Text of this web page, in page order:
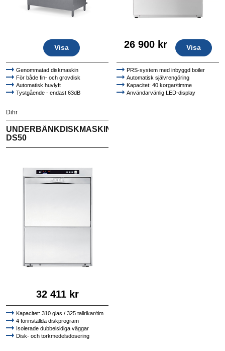
Visa
Genommatad diskmaskin
För både fin- och grovdisk
Automatisk huvlyft
Tystgående - endast 63dB
26 900 kr Visa
PRS-system med inbyggd boiler
Automatisk självrengöring
Kapacitet: 40 korgar/timme
Användarvänlig LED-display
Dihr
UNDERBÄNKDISKMASKIN
DS50
32 411 kr
Kapacitet: 310 glas / 325 tallrikar/tim
4 förinställda diskprogram
Isolerade dubbelsidiga väggar
Disk- och torkmedelsdosering